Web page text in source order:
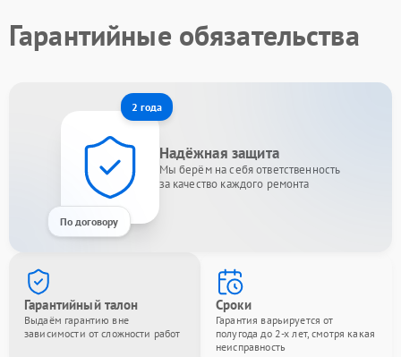
Гарантийные обязательства
2 года
По договору
Надёжная защита
Мы берём на себя ответственность
за качество каждого ремонта
Гарантийный талон
Выдаём гарантию вне
зависимости от сложности работ
Сроки
Гарантия варьируется от
полугода до 2-х лет, смотря какая
неисправность